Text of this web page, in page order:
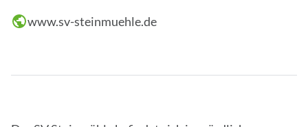
www.sv-steinmuehle.de